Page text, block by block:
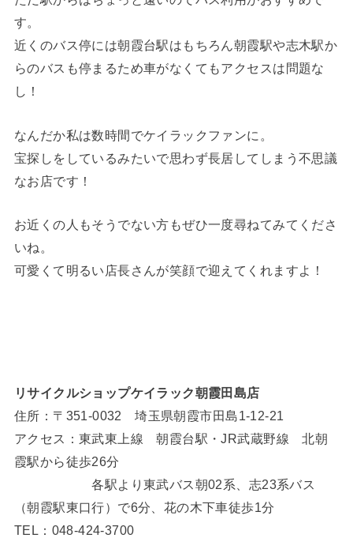
す。
近くのバス停には朝霞台駅はもちろん朝霞駅や志木駅か
らのバスも停まるため車がなくてもアクセスは問題な
し！
なんだか私は数時間でケイラックファンに。
宝探しをしているみたいで思わず長居してしまう不思議
なお店です！
お近くの人もそうでない方もぜひ一度尋ねてみてくださ
いね。
可愛くて明るい店長さんが笑顔で迎えてくれますよ！
リサイクルショップケイラック朝霞田島店
住所：〒351-0032 埼玉県朝霞市田島1-12-21
アクセス：東武東上線 朝霞台駅・JR武蔵野線 北朝
霞駅から徒歩26分
各駅より東武バス朝02系、志23系バス
（朝霞駅東口行）で6分、花の木下車徒歩1分
TEL：048-424-3700